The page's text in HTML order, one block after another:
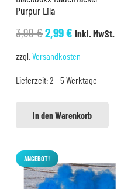
Purpur Lila
3,99€Ursprünglicher
3,99 €
2,99€Aktueller
2,99 €.
inkl. MwSt.
zzgl. Versandkosten
Lieferzeit:2 - 5 Werktage
In den Warenkorb
ANGEBOT!